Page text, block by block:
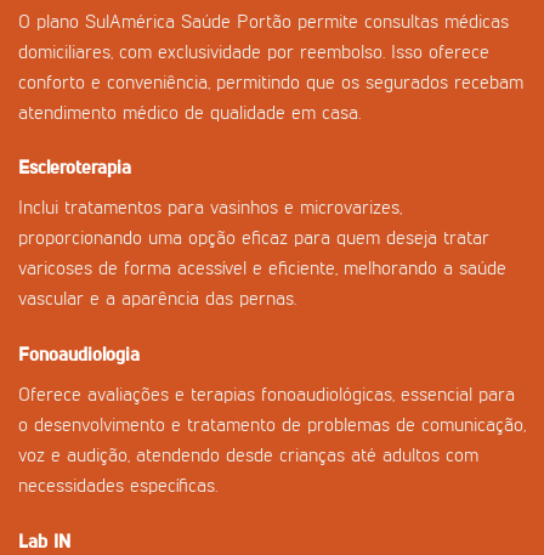
O plano SulAmérica Saúde Portão permite consultas médicas
domiciliares, com exclusividade por reembolso. Isso oferece
conforto e conveniência, permitindo que os segurados recebam
atendimento médico de qualidade em casa.
Escleroterapia
Inclui tratamentos para vasinhos e microvarizes,
proporcionando uma opção eficaz para quem deseja tratar
varicoses de forma acessível e eficiente, melhorando a saúde
vascular e a aparência das pernas.
Fonoaudiologia
Oferece avaliações e terapias fonoaudiológicas, essencial para
o desenvolvimento e tratamento de problemas de comunicação,
voz e audição, atendendo desde crianças até adultos com
necessidades específicas.
Lab IN